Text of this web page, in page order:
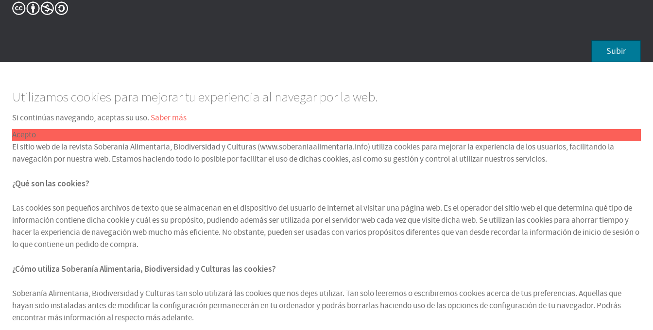
Subir
Utilizamos cookies para mejorar tu experiencia al navegar por la web.
Si continúas navegando, aceptas su uso. Saber más
Acepto
El sitio web de la revista Soberanía Alimentaria, Biodiversidad y Culturas (www.soberaniaalimentaria.info) utiliza cookies para mejorar la experiencia de los usuarios, facilitando la
navegación por nuestra web. Estamos haciendo todo lo posible por facilitar el uso de dichas cookies, así como su gestión y control al utilizar nuestros servicios.
¿Qué son las cookies?
Las cookies son pequeños archivos de texto que se almacenan en el dispositivo del usuario de Internet al visitar una página web. Es el operador del sitio web el que determina qué tipo de
información contiene dicha cookie y cuál es su propósito, pudiendo además ser utilizada por el servidor web cada vez que visite dicha web. Se utilizan las cookies para ahorrar tiempo y
hacer la experiencia de navegación web mucho más eficiente. No obstante, pueden ser usadas con varios propósitos diferentes que van desde recordar la información de inicio de sesión o
lo que contiene un pedido de compra.
¿Cómo utilizaSoberanía Alimentaria, Biodiversidad y Culturas las cookies?
Soberanía Alimentaria, Biodiversidad y Culturas tan solo utilizará las cookies que nos dejes utilizar. Tan solo leeremos o escribiremos cookies acerca de tus preferencias. Aquellas que
hayan sido instaladas antes de modificar la configuración permanecerán en tu ordenador y podrás borrarlas haciendo uso de las opciones de configuración de tu navegador. Podrás
encontrar más información al respecto más adelante.